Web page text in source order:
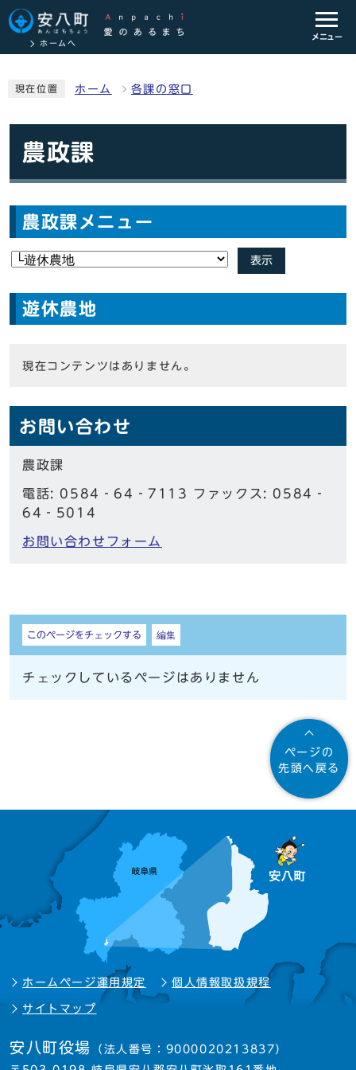
ホームへ
メニュー
現在位置 ホーム 各課の窓口
農政課
農政課メニュー
表示
遊休農地
現在コンテンツはありません。
お問い合わせ
農政課
電話: 0584‐64‐7113 ファックス: 0584‐
64‐5014
お問い合わせフォーム
しおり
このページをチェックする 編集
チェックしているページはありません
ページの
先頭へ戻る
ホームページ運用規定 個人情報取扱規程
サイトマップ
安八町役場 （法人番号：9000020213837）